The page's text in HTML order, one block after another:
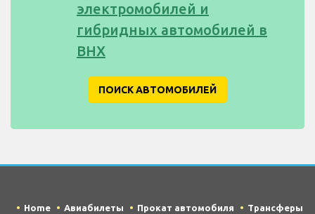
электромобилей и
гибридных автомобилей в
BHX
ПОИСК АВТОМОБИЛЕЙ
Home Авиабилеты Прокат автомобиля Трансферы